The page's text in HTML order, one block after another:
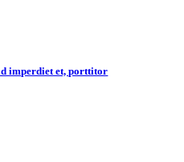
imperdiet et, porttitor